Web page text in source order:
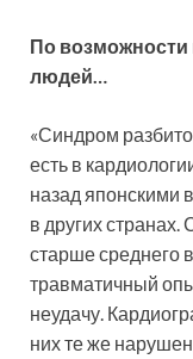
По
людей…
«Синдром
есть в
назад японскими
в других
старше среднего
травматичный
неудачу.
них те же